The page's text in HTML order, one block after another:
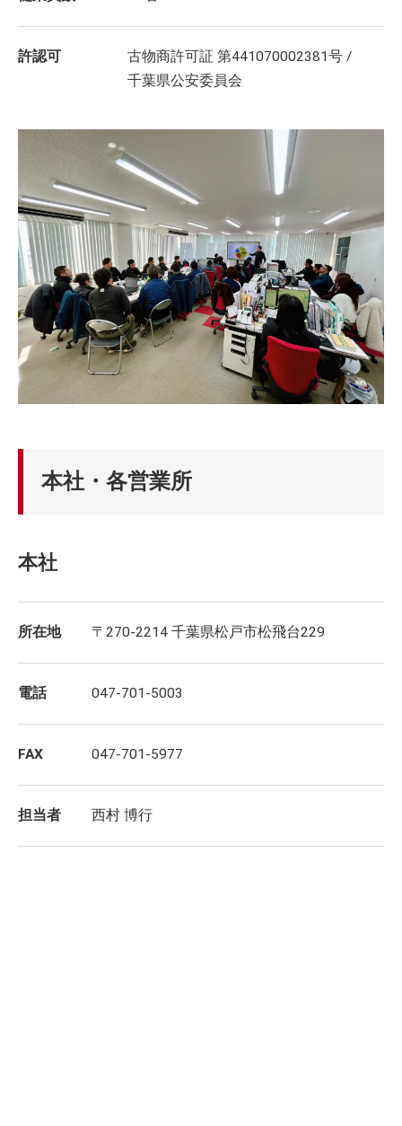
許認可
古物商許可証 第441070002381号 /
千葉県公安委員会
本社・各営業所
本社
所在地 〒270-2214 千葉県松戸市松飛台229
電話 047-701-5003
FAX 047-701-5977
担当者 西村 博行